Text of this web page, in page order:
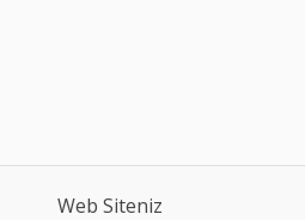
Web Siteniz